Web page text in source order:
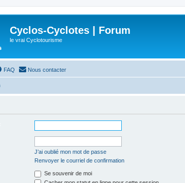
Cyclos-Cyclotes | Forum
le vrai Cyclotourisme
FAQ Nous contacter
J’ai oublié mon mot de passe
Renvoyer le courriel de confirmation
Se souvenir de moi